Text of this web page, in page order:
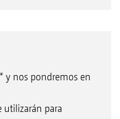
y nos pondremos en
utilizarán para